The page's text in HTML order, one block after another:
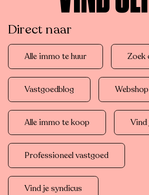
Direct naar
Alle immo te huur Zoek
Vastgoedblog Webshop
Alle immo te koop Vind
Professioneel vastgoed
Vind je syndicus